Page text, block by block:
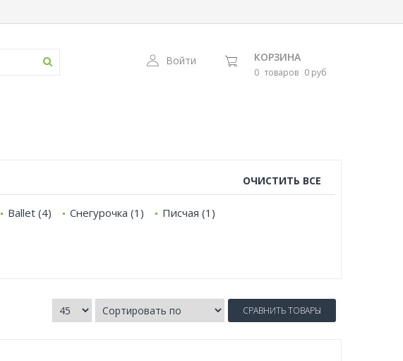
Войти КОРЗИНА
0 товаров 0 руб
ОЧИСТИТЬ ВСЕ
Ballet (4) Снегурочка (1) Писчая (1)
СРАВНИТЬ ТОВАРЫ